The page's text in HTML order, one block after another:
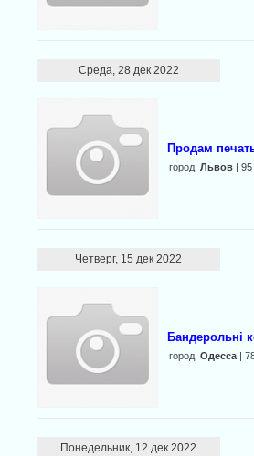
Среда, 28 дек 2022
Продам
город: Львов| 95
Четверг, 15 дек 2022
Бандерольні
город: Одесса|
Понедельник, 12 дек 2022